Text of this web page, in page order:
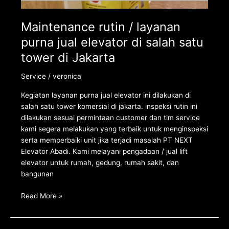
Maintenance rutin / layanan
purna jual elevator di salah satu
tower di Jakarta
Service/ veronica
Kegiatan layanan purna jual elevator ini dilakukan di
salah satu tower komersial di jakarta. inspeksi rutin ini
dilakukan sesuai permintaan customer dan tim service
kami segera melakukan yang terbaik untuk menginspeksi
serta memperbaiki unit jika terjadi masalah PT NEXT
Elevator Abadi. Kami melayani pengadaan / jual lift
elevator untuk rumah, gedung, rumah sakit, dan
bangunan
Read More »